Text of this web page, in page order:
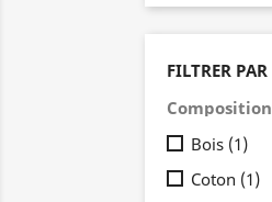
FILTRER PAR
Composition
Bois (1)
Coton (1)